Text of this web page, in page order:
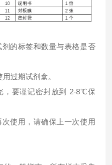
的标签和数量与表格是否
过期试剂盒。
，要谨记密封放到 2-8℃保
使用，请确保上一次使用